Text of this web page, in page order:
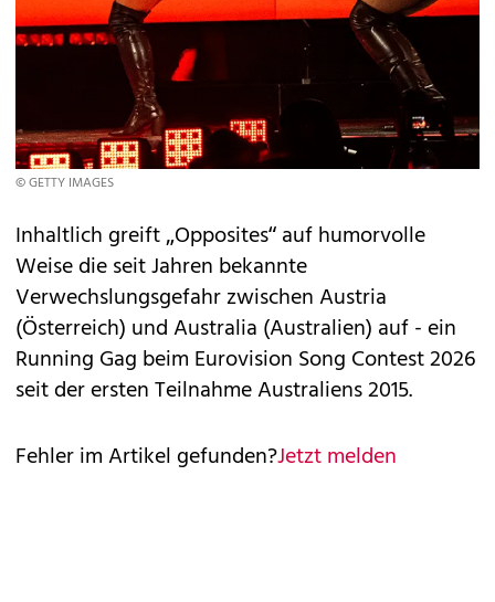
© GETTY IMAGES
Inhaltlich greift „Opposites“ auf humorvolle
Weise die seit Jahren bekannte
Verwechslungsgefahr zwischen Austria
(Österreich) und Australia (Australien) auf - ein
Running Gag beim Eurovision Song Contest 2026
seit der ersten Teilnahme Australiens 2015.
Fehler im Artikel gefunden?Jetzt melden